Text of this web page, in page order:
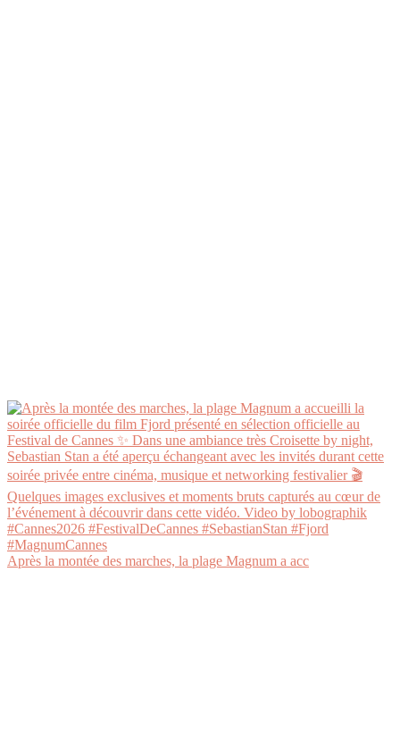
Après la montée des marches, la plage Magnum a acc